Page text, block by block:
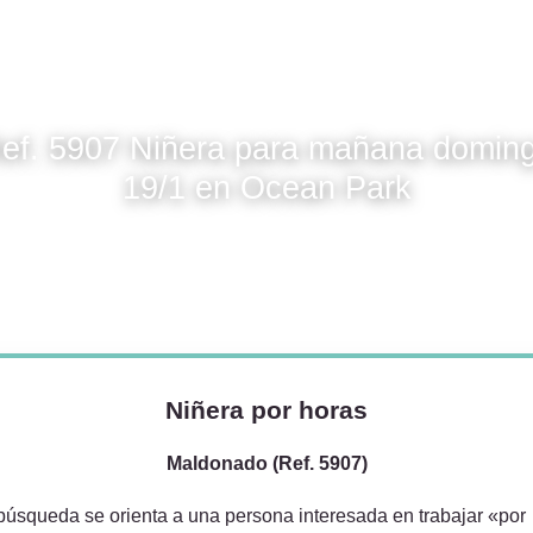
5907 Niñera para mañana
19/1 en Ocean Park
Niñera por horas
Maldonado (Ref. 5907)
se orienta a una persona interesada en trabajar «por